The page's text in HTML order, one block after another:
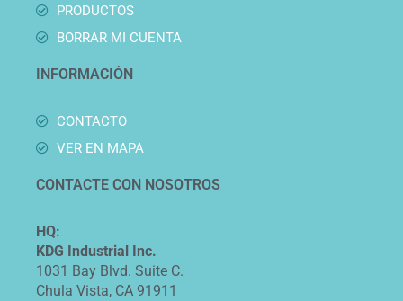
PRODUCTOS
BORRAR MI CUENTA
INFORMACIÓN
CONTACTO
VER EN MAPA
CONTACTE CON NOSOTROS
HQ:
KDG Industrial Inc.
1031 Bay Blvd. Suite C.
Chula Vista, CA 91911